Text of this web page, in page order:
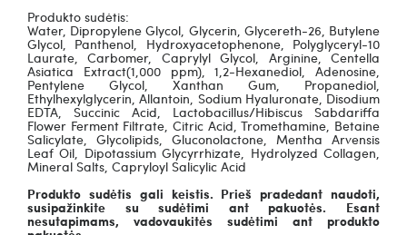
Produkto sudėtis:
Water, Dipropylene Glycol, Glycerin, Glycereth-26, Butylene
Glycol, Panthenol, Hydroxyacetophenone, Polyglyceryl-10
Laurate, Carbomer, Caprylyl Glycol, Arginine, Centella
Asiatica Extract(1,000 ppm), 1,2-Hexanediol, Adenosine,
Pentylene Glycol, Xanthan Gum, Propanediol,
Ethylhexylglycerin, Allantoin, Sodium Hyaluronate, Disodium
EDTA, Succinic Acid, Lactobacillus/Hibiscus Sabdariffa
Flower Ferment Filtrate, Citric Acid, Tromethamine, Betaine
Salicylate, Glycolipids, Gluconolactone, Mentha Arvensis
Leaf Oil, Dipotassium Glycyrrhizate, Hydrolyzed Collagen,
Mineral Salts, Capryloyl Salicylic Acid
Produkto sudėtis gali keistis. Prieš pradedant naudoti,
susipažinkite su sudėtimi ant pakuotės. Esant
nesutapimams, vadovaukitės sudėtimi ant produkto